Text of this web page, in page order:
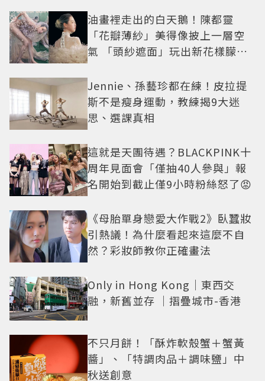
油畫裡走出的白天鵝！陳都靈
「花瓣薄紗」美得像披上一層空
氣 「頭紗遮面」玩出新花樣朦朧
Jennie、孫藝珍都在練！皮拉提
斯不是瘦身運動，教練揭9大迷
思、選課真相
這就是天團待遇？BLACKPINK十
周年見面會「僅抽40人參與」報
名開始到截止僅9小時粉絲怒了😡
《母胎單身戀愛大作戰2》臥蠶妝
引熱議！為什麼看起來這麼不自
然？彩妝師教你正確畫法
Only in Hong Kong｜東西交
融，新舊並存 ｜摺疊城市-香港
不只月餅！「酥炸軟殼蟹＋蟹黃
醬」、「特調肉品＋調味鹽」中
秋送創意